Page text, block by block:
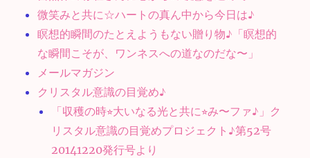
微笑みと共に☆ハートの真ん中から今日は♪
瞑想的瞬間のたとえようもない贈り物♪「瞑想的
な瞬間こそが、ワンネスへの道なのだな〜」
メールマガジン
クリスタル意識の目覚め♪
「収穫の時⭐︎大いなる光と共に⭐︎み〜ファ♪」ク
リスタル意識の目覚めプロジェクト♪第52号
20141220発行号より